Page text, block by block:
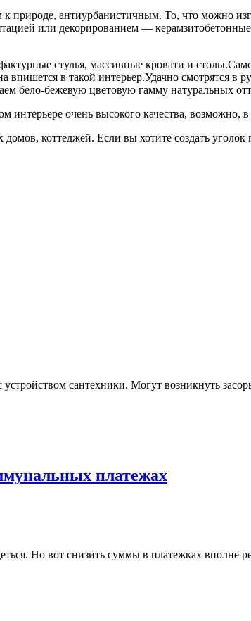
природе, антиурбанистичным. То, что можно
или декорированием —
стулья, массивные кровати и
в такой интерьер.Удачно смотрятся в
бело-бежевую цветовую гамму натуральных
очень высокого качества, возможно,
коттеджей. Если вы хотите создать
сантехники. Могут возникнуть
платежах
Но вот снизить суммы в платежках вполне